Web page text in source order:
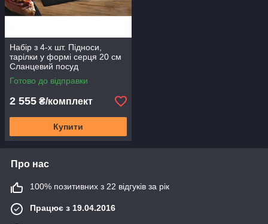
Набір з 4-х шт. Підноси,
тарілки у формі серця 20 см
Сланцевий посуд
Готово до відправки
2 555 ₴/комплект
Купити
Про нас
100% позитивних з 22 відгуків за рік
Працює з 19.04.2016